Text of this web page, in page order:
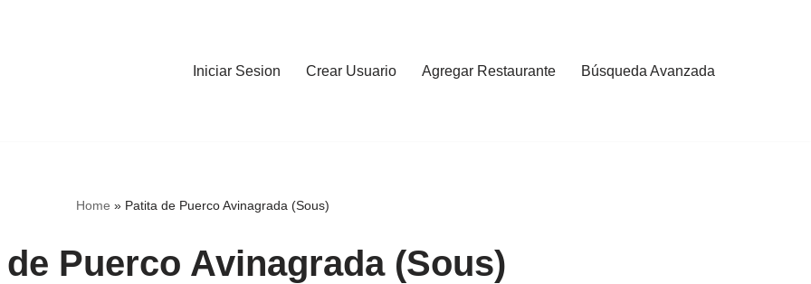
Iniciar Sesion Crear Usuario Agregar Restaurante Búsqueda Avanzada
Home » Patita de Puerco Avinagrada (Sous)
Puerco Avinagrada (Sous)